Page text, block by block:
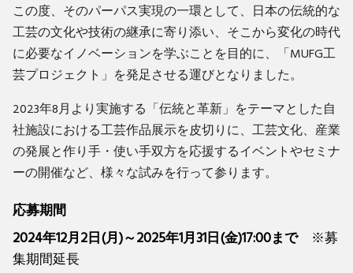
この度、そのパーパス実現の一環として、日本の伝統的な
工芸の文化や技術の継承に寄り添い、そこから変化の時代
に必要なイノベーションを学ぶことを目的に、「MUFG工
芸プロジェクト」を発足させる運びとなりました。
2023年8月より実施する「伝統と革新」をテーマとした自
社施設における工芸作品展示を皮切りに、工芸文化、産業
の発展と作り手・使い手双方を応援するイベントやセミナ
ーの開催など、様々な試みを行って参ります。
応募期間
2024年12月2日(月)～2025年1月31日(金)17:00まで※募
集期間延長